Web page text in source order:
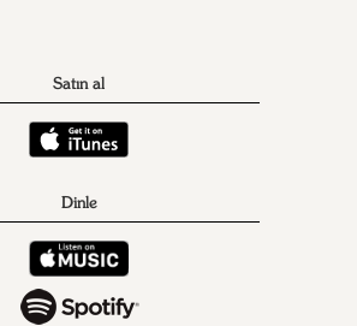
Satın al
Dinle